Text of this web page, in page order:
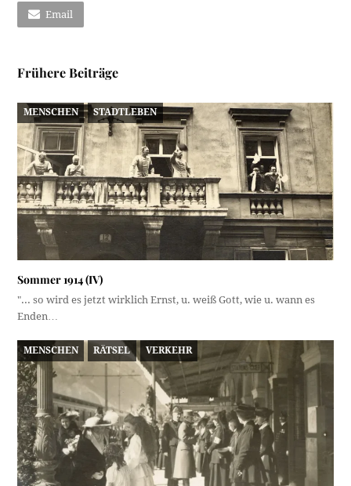
Email
Frühere Beiträge
MENSCHEN STADTLEBEN
Sommer 1914 (IV)
"... so wird es jetzt wirklich Ernst, u. weiß Gott, wie u. wann es
Enden…
MENSCHEN RÄTSEL VERKEHR